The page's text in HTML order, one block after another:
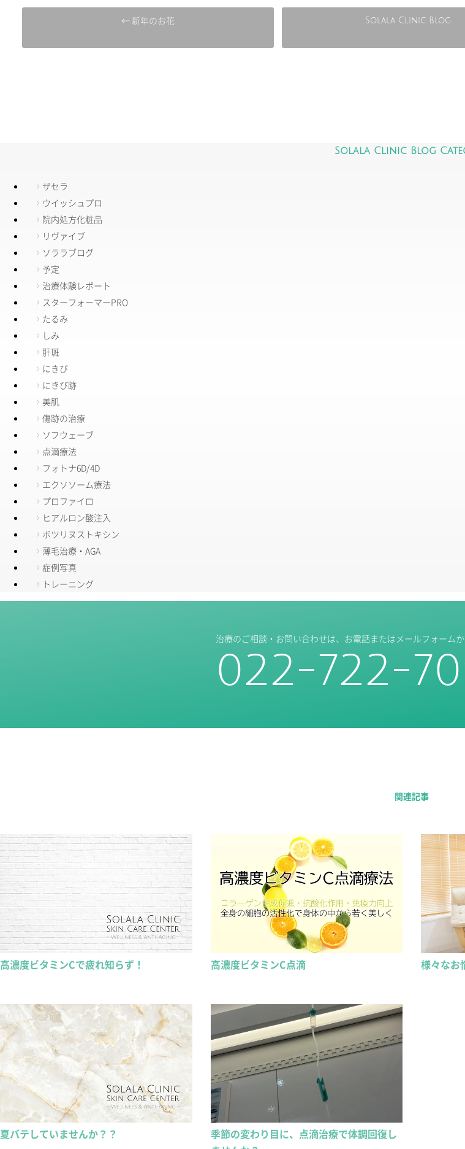
← 新年のお花 Solala Clinic Blog
Solala Clinic Blog
ザセラ
ウイッシュプロ
院内処方化粧品
リヴァイブ
ソララブログ
予定
治療体験レポート
スターフォーマーPRO
たるみ
しみ
肝斑
にきび
にきび跡
美肌
傷跡の治療
ソフウェーブ
点滴療法
フォトナ6D/4D
エクソソーム療法
プロファイロ
ヒアルロン酸注入
ボツリヌストキシン
薄毛治療・AGA
症例写真
トレーニング
治療のご相談・お問い合わせは、 お電話またはメールフォーム
022-722-
関連記事
高濃度ビタミンCで疲れ知らず！ 高濃度ビタミンC点滴 様々なお
夏バテしていませんか？？
季節の変わり目に、点滴治療で体調回復し